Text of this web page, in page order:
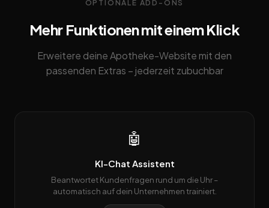
OPTIONALE ADD-ONS
Mehr Funktionen mit einem Klick
Erweitere deine Apotheke-Website mit den
passenden Extras – jederzeit zubuchbar
🤖
KI-Chat Assistent
Beantwortet Kundenfragen rund um die Uhr –
automatisch auf dein Unternehmen trainiert.